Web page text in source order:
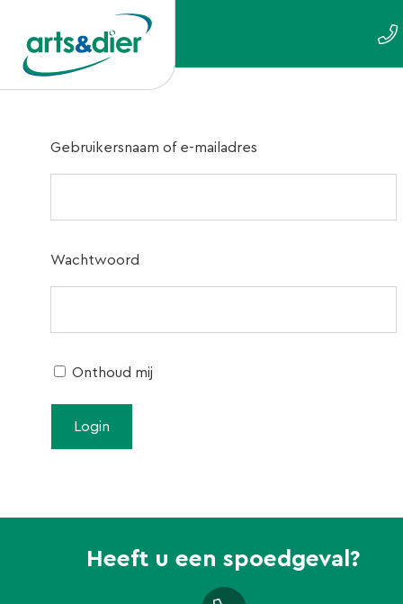
Gebruikersnaam of e-mailadres
Wachtwoord
Onthoud mij
Heeft u een spoedgeval?